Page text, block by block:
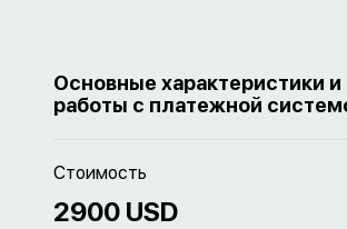
Основные характеристики и
работы с платежной
Стоимость
2900 USD